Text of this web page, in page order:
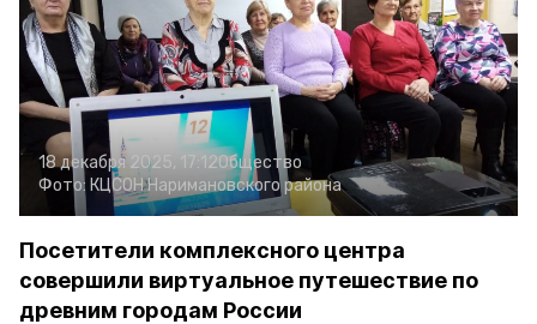
18 декабря 2025, 17:12Общество
Фото: КЦСОН Наримановского района
Посетители комплексного центра
совершили виртуальное путешествие по
древним городам России